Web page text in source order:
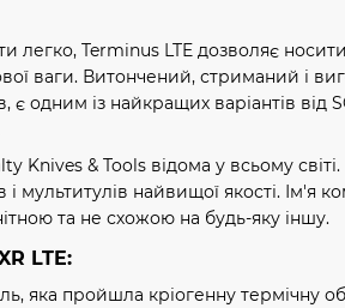
легко, Terminus LTE дозволяє
ваги. Витончений, стриманий і
є одним із найкращих варіантів від
Knives & Tools відома у всьому
найвищої якості. Ім'я
та не схожою на будь-яку іншу.
LTE:
яка пройшла кріогенну термічну